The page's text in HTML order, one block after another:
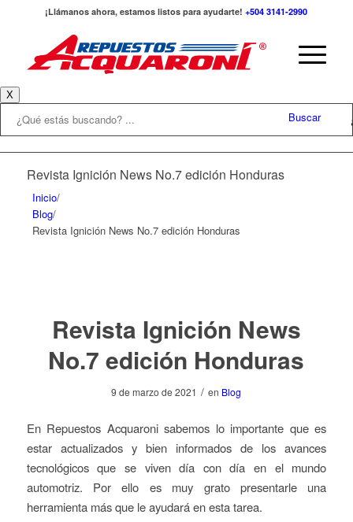
¡Llámanos ahora, estamos listos para ayudarte!+504 3141-2990
Buscar
X
Revista Ignición News No.7 edición Honduras
Inicio/
Blog/
Revista Ignición News No.7 edición Honduras
Revista Ignición News
No.7 edición Honduras
9 de marzo de 2021 / en Blog
En Repuestos Acquaroni sabemos lo importante que es
estar actualizados y bien informados de los avances
tecnológicos que se viven día con día en el mundo
automotriz. Por ello es muy grato presentarle una
herramienta más que le ayudará en esta tarea.